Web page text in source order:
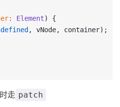
: Element) {
, vNode, container);
走 patch